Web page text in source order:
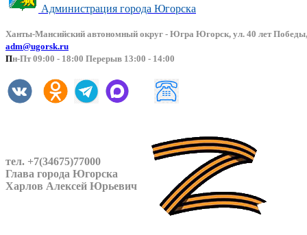
Администрация города Югорска
Ханты-Мансийский автономный округ - Югра Югорск, ул. 40 лет
adm@ugorsk.ru
Пн-Пт 09:00 - 18:00 Перерыв 13:00 - 14:00
тел. +7(34675)77000
Глава города Югорска
Харлов Алексей Юрьевич